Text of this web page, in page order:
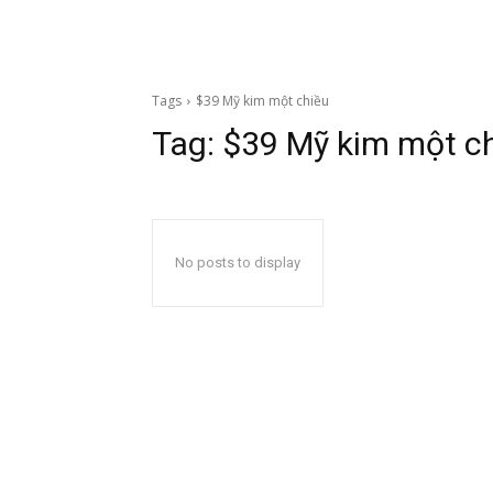
Tags $39 Mỹ kim một chiều
Tag: $39 Mỹ kim một
No posts to display